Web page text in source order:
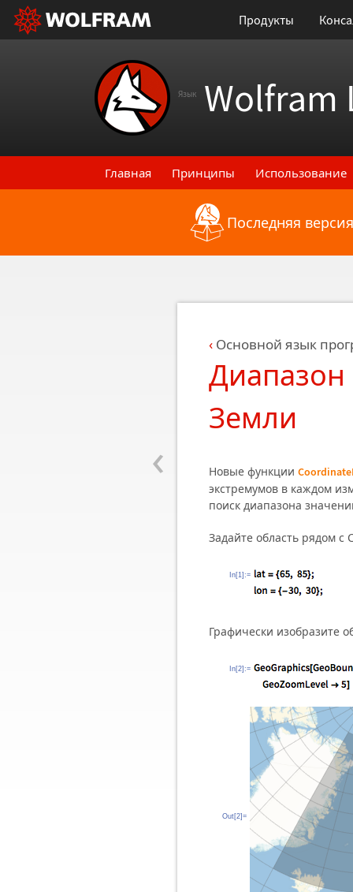
Продукты
Язык Wolfram
Главная Принципы Использование
Назад к последнимПоследняя
‹
Основной язык
Диапазон
Земли
Новые функции
экстремумов в каждом
поиск диапазона
Задайте область рядом
In[1]:=
Графически изобразите
In[2]:=
Out[2]=